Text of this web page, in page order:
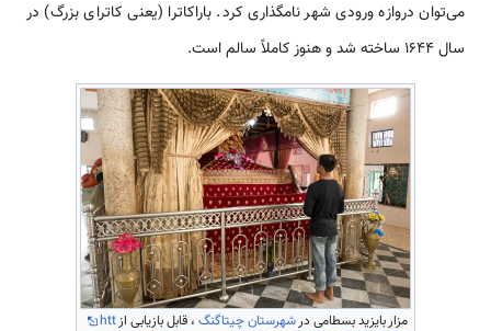
می‌توان دروازه ورودی شهر نامگذاری کرد. باراکاترا (یعنی کاترای بزرگ) در
سال 1644 ساخته شد و هنوز کاملاً سالم است.
مزار بایزید بسطامی‌ درشهرستان چیتاگنگ ، قابل بازیابی ازhtt